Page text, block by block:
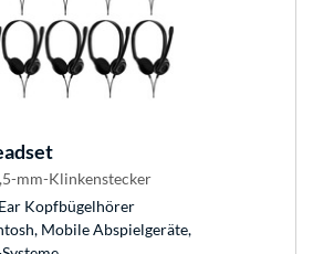
mm-Klinkenstecker
Kopfbügelhörer
Mobile Abspielgeräte,